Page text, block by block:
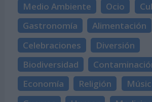
Medio Ambiente
Ocio
Gastronomía
Alimentación
Celebraciones
Diversión
Biodiversidad
Economía
Religión